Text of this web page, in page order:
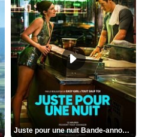
Juste pour une nuit Bande-annonce VO STFR